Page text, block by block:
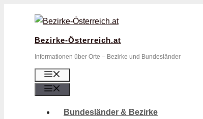
Bezirke-Österreich.at
Informationen über Orte – Bezirke und Bundesländer
Bundesländer & Bezirke